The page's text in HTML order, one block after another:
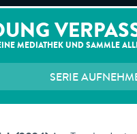
MEDIATHEK UND SAMMLE
SERIE